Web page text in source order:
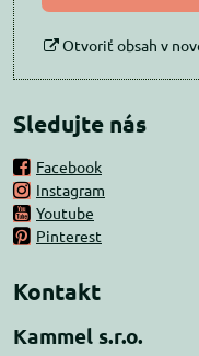
Otvoriť obsah v
Sledujte nás
Facebook
Instagram
Youtube
Pinterest
Kontakt
Kammel s.r.o.